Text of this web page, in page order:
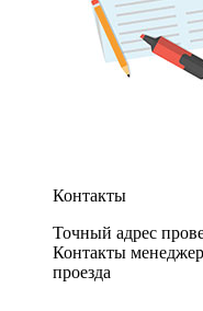
Контакты
Точный адрес
Контакты
проезда